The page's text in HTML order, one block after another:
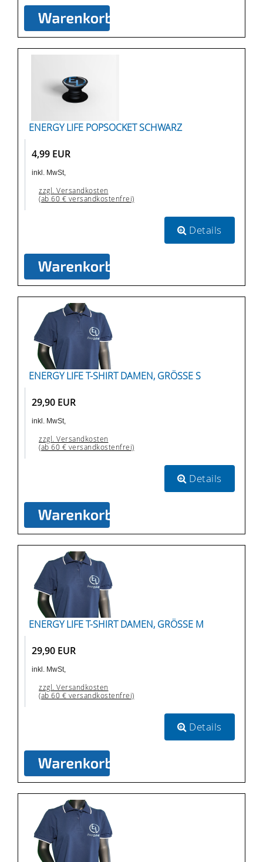
ENERGY LIFE POPSOCKET SCHWARZ
4,99 EUR
inkl. MwSt,
zzgl. Versandkosten
(ab 60 € versandkostenfrei)
Details
ENERGY LIFE T-SHIRT DAMEN, GRÖSSE S
29,90 EUR
inkl. MwSt,
zzgl. Versandkosten
(ab 60 € versandkostenfrei)
Details
ENERGY LIFE T-SHIRT DAMEN, GRÖSSE M
29,90 EUR
inkl. MwSt,
zzgl. Versandkosten
(ab 60 € versandkostenfrei)
Details